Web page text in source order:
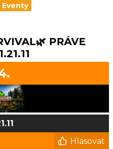
Eventy
PRÁVE
Hlasovat